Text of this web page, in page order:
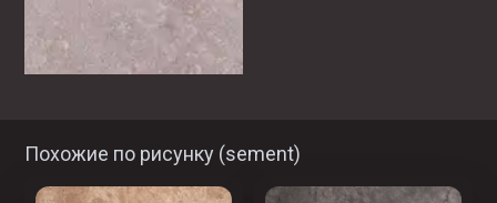
Похожие по рисунку (sement)